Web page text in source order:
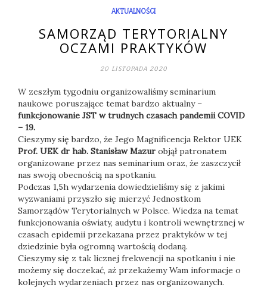
AKTUALNOŚCI
SAMORZĄD TERYTORIALNY
OCZAMI PRAKTYKÓW
20 LISTOPADA 2020
W zeszłym tygodniu organizowaliśmy seminarium
naukowe poruszające temat bardzo aktualny –
funkcjonowanie JST w trudnych czasach pandemii COVID
– 19.
Cieszymy się bardzo, że Jego Magnificencja Rektor UEK
Prof. UEK dr hab. Stanisław Mazur objął patronatem
organizowane przez nas seminarium oraz, że zaszczycił
nas swoją obecnością na spotkaniu.
Podczas 1,5h wydarzenia dowiedzieliśmy się z jakimi
wyzwaniami przyszło się mierzyć Jednostkom
Samorządów Terytorialnych w Polsce. Wiedza na temat
funkcjonowania oświaty, audytu i kontroli wewnętrznej w
czasach epidemii przekazana przez praktyków w tej
dziedzinie była ogromną wartością dodaną.
Cieszymy się z tak licznej frekwencji na spotkaniu i nie
możemy się doczekać, aż przekażemy Wam informacje o
kolejnych wydarzeniach przez nas organizowanych.